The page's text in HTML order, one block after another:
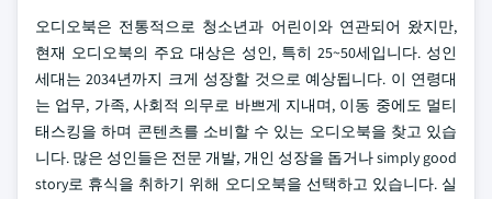
오디오북은 전통적으로 청소년과 어린이와 연관되어 왔지만,
현재 오디오북의 주요 대상은 성인, 특히 25~50세입니다. 성인
세대는 2034년까지 크게 성장할 것으로 예상됩니다. 이 연령대
는 업무, 가족, 사회적 의무로 바쁘게 지내며, 이동 중에도 멀티
태스킹을 하며 콘텐츠를 소비할 수 있는 오디오북을 찾고 있습
니다. 많은 성인들은 전문 개발, 개인 성장을 돕거나 simply good
story로 휴식을 취하기 위해 오디오북을 선택하고 있습니다. 실